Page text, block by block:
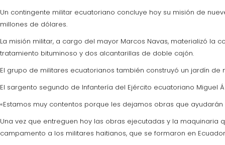
Un contingente militar ecuatoriano concluye hoy su misión de
millones de dólares.
La misión militar, a cargo del mayor Marcos Navas, materializó
tratamiento bituminoso y dos alcantarillas de doble cajón.
El grupo de militares ecuatorianos también construyó un jardín
El sargento segundo de Infantería del Ejército ecuatoriano
«Estamos muy contentos porque les dejamos obras que
Una vez que entreguen hoy las obras ejecutadas y la
campamento a los militares haitianos, que se formaron en